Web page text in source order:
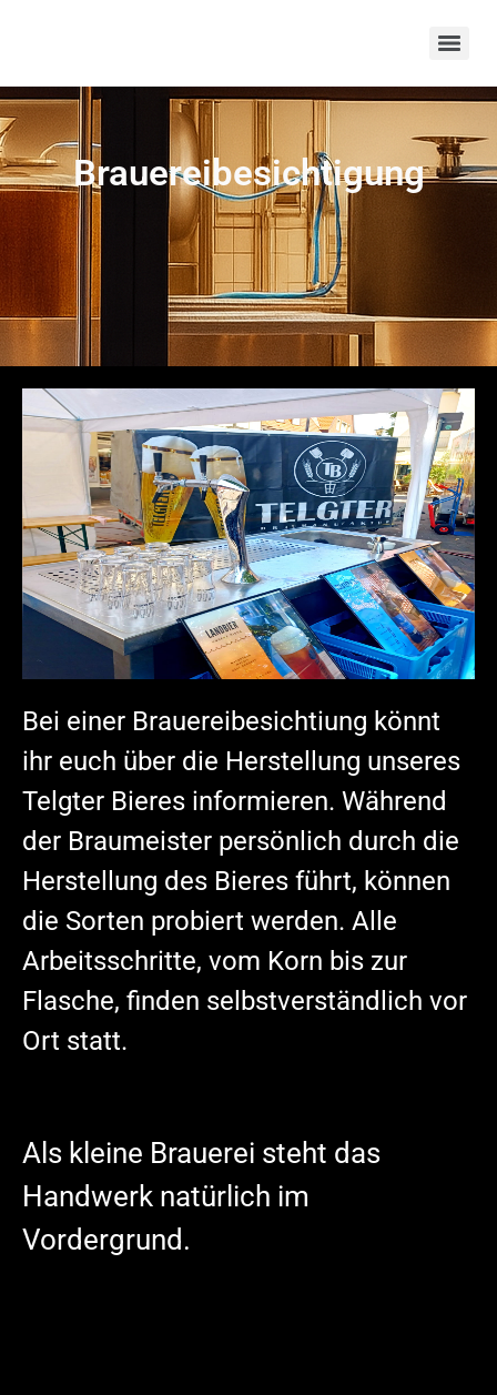
Brauereibesichtigung
Bei einer Brauereibesichtiung könnt
ihr euch über die Herstellung unseres
Telgter Bieres informieren. Während
der Braumeister persönlich durch die
Herstellung des Bieres führt, können
die Sorten probiert werden. Alle
Arbeitsschritte, vom Korn bis zur
Flasche, finden selbstverständlich vor
Ort statt.
Als kleine Brauerei steht das
Handwerk natürlich im
Vordergrund.